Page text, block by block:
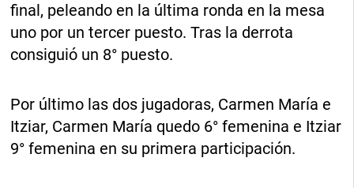
final, peleando en la última ronda en la mesa
uno por un tercer puesto. Tras la derrota
consiguió un 8° puesto.
Por último las dos jugadoras, Carmen María e
Itziar, Carmen María quedo 6° femenina e Itziar
9° femenina en su primera participación.